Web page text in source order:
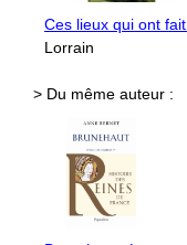
Ces lieux qui ont
Lorrain
> Du même auteur :